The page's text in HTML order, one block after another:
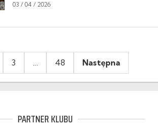
03 / 04 / 2026
3 … 48 Następna
PARTNER KLUBU